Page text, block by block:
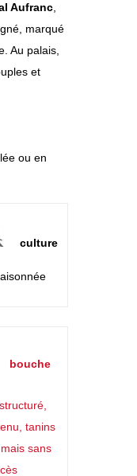
Perr
oud
202
2
an
Lar
dy
Aufranc
marqué
Au palais,
et
ou en
culture
bouche
tanins
sans